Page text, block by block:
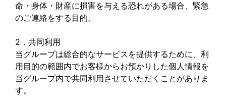
命・身体・財産に損害を与える恐れがある場合、緊急
のご連絡をする目的。
2．共同利用
当グループは総合的なサービスを提供するために、利
用目的の範囲内でお客様からお預かりした個人情報を
当グループ内で共同利用させていただくことがありま
す。